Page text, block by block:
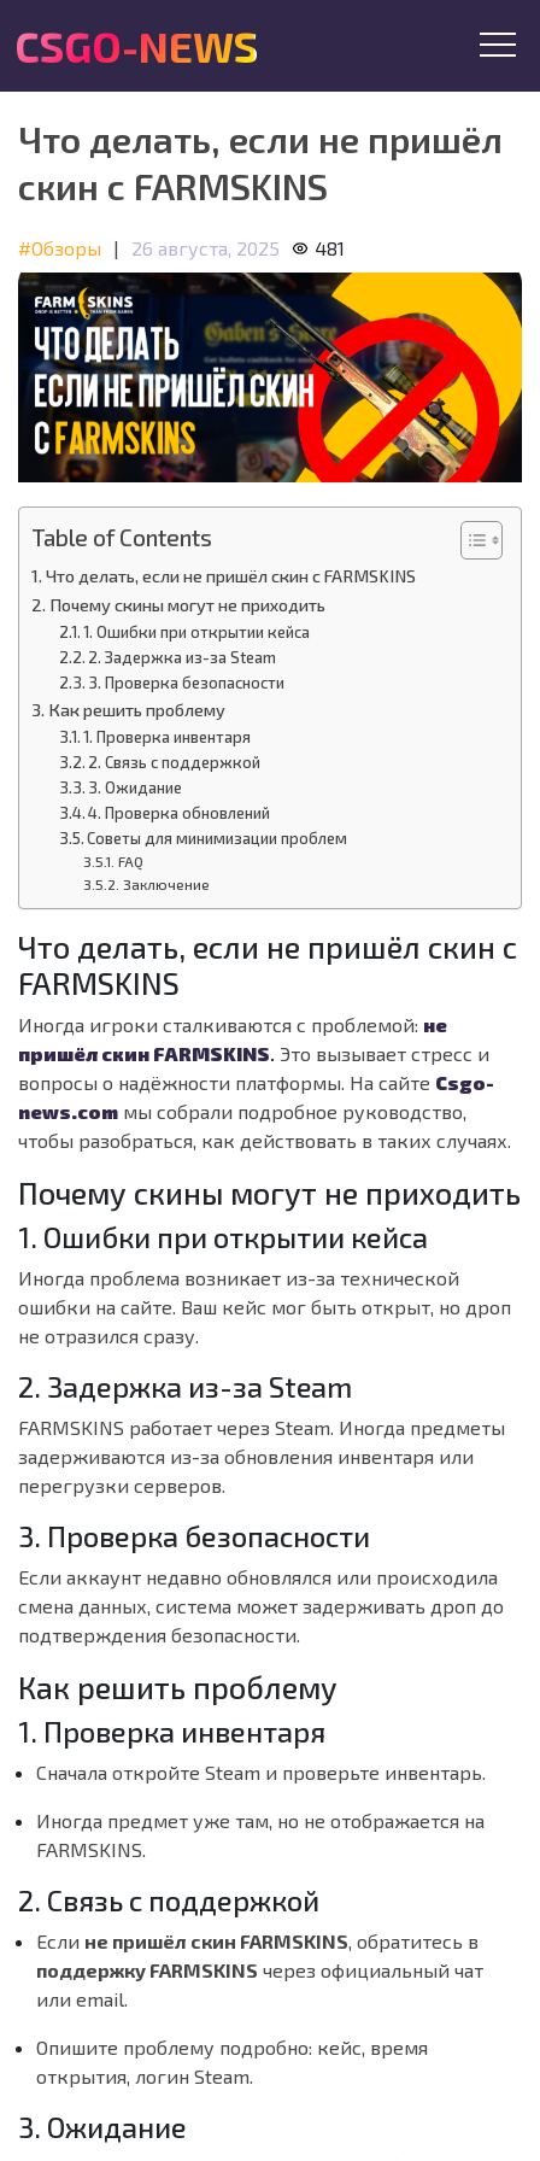
CSGO-NEWS
Что делать, если не пришёл
скин с FARMSKINS
#Обзоры | 26 августа, 2025 481
Table of Contents
Что делать, если не пришёл скин с FARMSKINS
Почему скины могут не приходить
1. Ошибки при открытии кейса
2. Задержка из-за Steam
3. Проверка безопасности
Как решить проблему
1. Проверка инвентаря
2. Связь с поддержкой
3. Ожидание
4. Проверка обновлений
Советы для минимизации проблем
FAQ
Заключение
Что делать, если не пришёл скин с
FARMSKINS
Иногда игроки сталкиваются с проблемой: не
пришёл скин FARMSKINS. Это вызывает стресс и
вопросы о надёжности платформы. На сайте Csgo-
news.com мы собрали подробное руководство,
чтобы разобраться, как действовать в таких случаях.
Почему скины могут не приходить
1. Ошибки при открытии кейса
Иногда проблема возникает из-за технической
ошибки на сайте. Ваш кейс мог быть открыт, но дроп
не отразился сразу.
2. Задержка из-за Steam
FARMSKINS работает через Steam. Иногда предметы
задерживаются из-за обновления инвентаря или
перегрузки серверов.
3. Проверка безопасности
Если аккаунт недавно обновлялся или происходила
смена данных, система может задерживать дроп до
подтверждения безопасности.
Как решить проблему
1. Проверка инвентаря
Сначала откройте Steam и проверьте инвентарь.
Иногда предмет уже там, но не отображается на
FARMSKINS.
2. Связь с поддержкой
Если не пришёл скин FARMSKINS, обратитесь в
поддержку FARMSKINS через официальный чат
или email.
Опишите проблему подробно: кейс, время
открытия, логин Steam.
3. Ожидание